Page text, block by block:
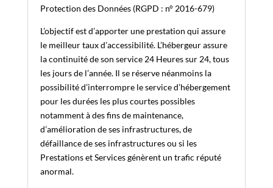
Protection des Données (RGPD : n° 2016-679)
L’objectif est d’apporter une prestation qui assure
le meilleur taux d’accessibilité. L’hébergeur assure
la continuité de son service 24 Heures sur 24, tous
les jours de l’année. Il se réserve néanmoins la
possibilité d’interrompre le service d’hébergement
pour les durées les plus courtes possibles
notamment à des fins de maintenance,
d’amélioration de ses infrastructures, de
défaillance de ses infrastructures ou si les
Prestations et Services génèrent un trafic réputé
anormal.